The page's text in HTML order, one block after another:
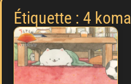
Étiquette : 4 koma